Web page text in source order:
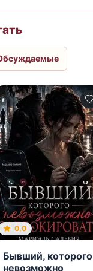
0.0
Бывший, которого
невозможно